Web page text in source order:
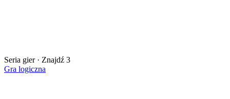
Seria gier · Znajdź 3
Gra logiczna